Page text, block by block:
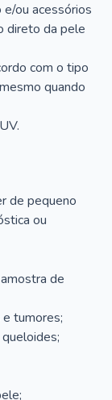
ou acessórios
direto da pele
com o tipo
quando
de pequeno
ou
de
tumores;